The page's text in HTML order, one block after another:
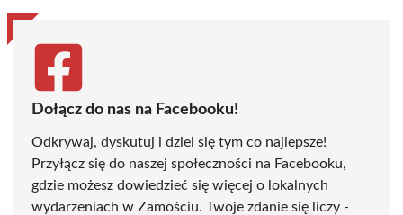
Dołącz do nas na Facebooku!
Odkrywaj, dyskutuj i dziel się tym co najlepsze!
Przyłącz się do naszej społeczności na Facebooku,
gdzie możesz dowiedzieć się więcej o lokalnych
wydarzeniach w Zamościu. Twoje zdanie się liczy -